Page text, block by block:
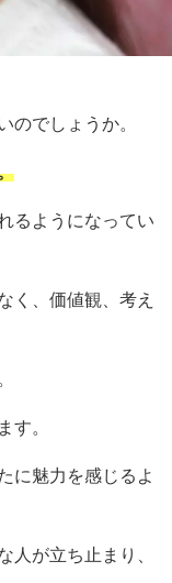
のでしょうか。
るようになってい
く、価値観、考え
す。
に魅力を感じるよ
人が立ち止まり、